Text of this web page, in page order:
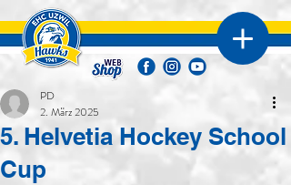
5. Helvetia Hockey School
Cup
PD
2. März 2025